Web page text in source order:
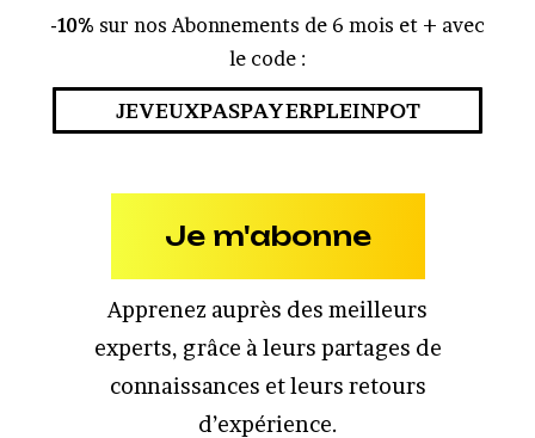
-10% sur nos Abonnements de 6 mois et + avec
le code :
JEVEUXPASPAYERPLEINPOT
Je m'abonne
Apprenez auprès des meilleurs
experts, grâce à leurs partages de
connaissances et leurs retours
d’expérience.